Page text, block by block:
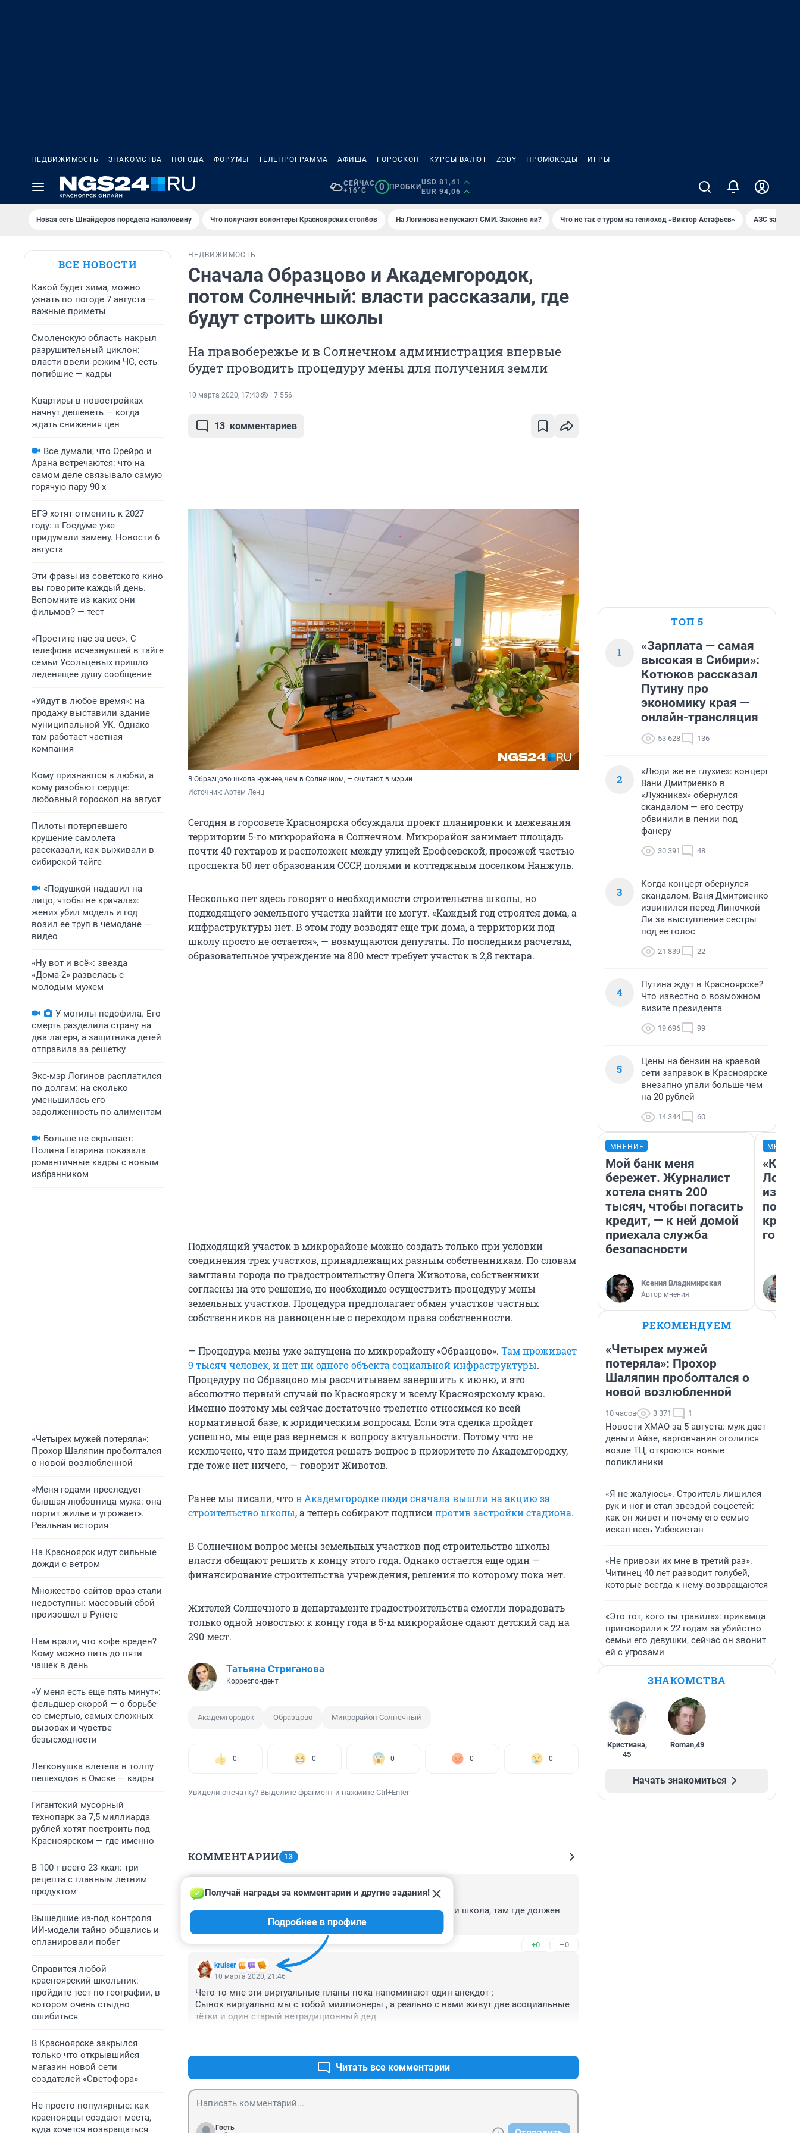
НЕДВИЖИМОСТЬ ЗНАКОМСТВА ПОГОДА ФОРУМЫ ТЕЛЕПРОГРАММА АФИША ГОРОСКОП КУРСЫ ВАЛЮТ ZODY ПРОМОКОДЫ ИГРЫ
СЕЙЧАС
+16°C
0 ПРОБКИ
USD 81,41
EUR 94,06
Новая сеть Шнайдеров поредела наполовину Что получают волонтеры Красноярских столбов На Логинова не пускают СМИ. Законно ли? Что не так с туром на теплоход «Виктор Астафьев» AЗС
ВСЕ НОВОСТИ
Какой будет зима, можно
узнать по погоде 7 августа —
важные приметы
Смоленскую область накрыл
разрушительный циклон:
власти ввели режим ЧС, есть
погибшие — кадры
Квартиры в новостройках
начнут дешеветь — когда
ждать снижения цен
Все думали, что Орейро и
Арана встречаются: что на
самом деле связывало самую
горячую пару 90-х
ЕГЭ хотят отменить к 2027
году: в Госдуме уже
придумали замену. Новости 6
августа
Эти фразы из советского кино
вы говорите каждый день.
Вспомните из каких они
фильмов? — тест
«Простите нас за всё». С
телефона исчезнувшей в тайге
семьи Усольцевых пришло
леденящее душу сообщение
«Уйдут в любое время»: на
продажу выставили здание
муниципальной УК. Однако
там работает частная
компания
Кому признаются в любви, а
кому разобьют сердце:
любовный гороскоп на август
Пилоты потерпевшего
крушение самолета
рассказали, как выживали в
сибирской тайге
«Подушкой надавил на
лицо, чтобы не кричала»:
жених убил модель и год
возил ее труп в чемодане —
видео
«Ну вот и всё»: звезда
«Дома-2» развелась с
молодым мужем
У могилы педофила. Его
смерть разделила страну на
два лагеря, а защитника детей
отправила за решетку
Экс-мэр Логинов расплатился
по долгам: на сколько
уменьшилась его
задолженность по алиментам
Больше не скрывает:
Полина Гагарина показала
романтичные кадры с новым
избранником
«Четырех мужей потеряла»:
Прохор Шаляпин проболтался
о новой возлюбленной
«Меня годами преследует
бывшая любовница мужа: она
портит жилье и угрожает».
Реальная история
На Красноярск идут сильные
дожди с ветром
Множество сайтов враз стали
недоступны: массовый сбой
произошел в Рунете
Нам врали, что кофе вреден?
Кому можно пить до пяти
чашек в день
«У меня есть еще пять минут»:
фельдшер скорой — о борьбе
со смертью, самых сложных
вызовах и чувстве
безысходности
Легковушка влетела в толпу
пешеходов в Омске — кадры
Гигантский мусорный
технопарк за 7,5 миллиарда
рублей хотят построить под
Красноярском — где именно
В 100 г всего 23 ккал: три
рецепта с главным летним
продуктом
Вышедшие из-под контроля
ИИ-модели тайно общались и
спланировали побег
Справится любой
красноярский школьник:
пройдите тест по географии, в
котором очень стыдно
ошибиться
В Красноярске закрылся
только что открывшийся
магазин новой сети
создателей «Светофора»
Не просто популярные: как
красноярцы создают места,
куда хочется возвращаться
НЕДВИЖИМОСТЬ
Сначала Образцово и Академгородок,
потом Солнечный: власти рассказали, где
будут строить школы
На правобережье и в Солнечном администрация впервые
будет проводить процедуру мены для получения земли
10 марта 2020, 17:43 7 556
13 комментариев
В Образцово школа нужнее, чем в Солнечном, — считают в мэрии
Источник: Артем Ленц
Сегодня в горсовете Красноярска обсуждали проект планировки и межевания
территории 5-го микрорайона в Солнечном. Микрорайон занимает площадь
почти 40 гектаров и расположен между улицей Ерофеевской, проезжей частью
проспекта 60 лет образования СССР, полями и коттеджным поселком Нанжуль.
Несколько лет здесь говорят о необходимости строительства школы, но
подходящего земельного участка найти не могут. «Каждый год строятся дома, а
инфраструктуры нет. В этом году возводят еще три дома, а территории под
школу просто не остается», — возмущаются депутаты. По последним расчетам,
образовательное учреждение на 800 мест требует участок в 2,8 гектара.
Подходящий участок в микрорайоне можно создать только при условии
соединения трех участков, принадлежащих разным собственникам. По словам
замглавы города по градостроительству Олега Животова, собственники
согласны на это решение, но необходимо осуществить процедуру мены
земельных участков. Процедура предполагает обмен участков частных
собственников на равноценные с переходом права собственности.
— Процедура мены уже запущена по микрорайону «Образцово». Там проживает
9 тысяч человек, и нет ни одного объекта социальной инфраструктуры.
Процедуру по Образцово мы рассчитываем завершить к июню, и это
абсолютно первый случай по Красноярску и всему Красноярскому краю.
Именно поэтому мы сейчас достаточно трепетно относимся ко всей
нормативной базе, к юридическим вопросам. Если эта сделка пройдет
успешно, мы еще раз вернемся к вопросу актуальности. Потому что не
исключено, что нам придется решать вопрос в приоритете по Академгородку,
где тоже нет ничего, — говорит Животов.
Ранее мы писали, чтов Академгородке люди сначала вышли на акцию за
строительство школы, а теперь собирают подписипротив застройки стадиона.
В Солнечном вопрос мены земельных участков под строительство школы
власти обещают решить к концу этого года. Однако остается еще один —
финансирование строительства учреждения, решения по которому пока нет.
Жителей Солнечного в департаменте градостроительства смогли порадовать
только одной новостью: к концу года в 5-м микрорайоне сдают детский сад на
290 мест.
Татьяна Стриганова
Корреспондент
Академгородок Образцово Микрорайон Солнечный
0 0 0 0 0
Увидели опечатку? Выделите фрагмент и нажмите Ctrl+Enter
КОММЕНТАРИИ 13
16 марта 2020, 15:11
Тоже купили квартиру в образцово, по плану 2 детских сада и школа, там где должен
быть детский сад, теперь строят "Апрелевку".
+0 –0
kruiser
Получай награды за комментарии и другие задания!
Подробнее в профиле
10 марта 2020, 21:46
Чего то мне эти виртуальные планы пока напоминают один анекдот :
Сынок виртуально мы с тобой миллионеры , а реально с нами живут две асоциальные
тётки и один старый нетрадиционный дед
Читать все комментарии
Гость
ТОП 5
1
«Зарплата — самая
высокая в Сибири»:
Котюков рассказал
Путину про
экономику края —
онлайн-трансляция
53 628 136
2
«Люди же не глухие»: концерт
Вани Дмитриенко в
«Лужниках» обернулся
скандалом — его сестру
обвинили в пении под
фанеру
30 391 48
3
Когда концерт обернулся
скандалом. Ваня Дмитриенко
извинился перед Линочкой
Ли за выступление сестры
под ее голос
21 839 22
4
Путина ждут в Красноярске?
Что известно о возможном
визите президента
19 696 99
5
Цены на бензин на краевой
сети заправок в Красноярске
внезапно упали больше чем
на 20 рублей
14 344 60
МНЕНИЕ
Мой банк меня
бережет. Журналист
хотела снять 200
тысяч, чтобы погасить
кредит, — к ней домой
приехала служба
безопасности
Ксения Владимирская
Автор мнения
«Как
из
круче
РЕКОМЕНДУЕМ
«Четырех мужей
потеряла»: Прохор
Шаляпин проболтался о
новой возлюбленной
10 часов 3 371 1
Новости ХМАО за 5 августа: муж дает
деньги Айзе, вартовчанин оголился
возле ТЦ, откроются новые
поликлиники
«Я не жалуюсь». Строитель лишился
рук и ног и стал звездой соцсетей:
как он живет и почему его семью
искал весь Узбекистан
«Не привози их мне в третий раз».
Читинец 40 лет разводит голубей,
которые всегда к нему возвращаются
«Это тот, кого ты травила»: прикамца
приговорили к 22 годам за убийство
семьи его девушки, сейчас он звонит
ей с угрозами
ЗНАКОМСТВА
Кристиана,
45
Roman,49
Начать знакомиться